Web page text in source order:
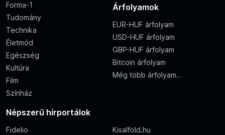
Forma-1
Tudomány
Technika
Életmód
Egészség
Kultúra
Film
Színház
Árfolyamok
EUR-HUF árfolyam
USD-HUF árfolyam
GBP-HUF árfolyam
Bitcoin árfolyam
Még több árfolyam…
Népszerű hírportálok
Fidelio
Kisalföld.hu